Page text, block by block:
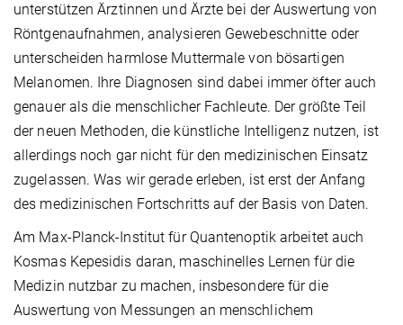
unterstützen Ärztinnen und Ärzte bei der Auswertung von
Röntgenaufnahmen, analysieren Gewebeschnitte oder
unterscheiden harmlose Muttermale von bösartigen
Melanomen. Ihre Diagnosen sind dabei immer öfter auch
genauer als die menschlicher Fachleute. Der größte Teil
der neuen Methoden, die künstliche Intelligenz nutzen, ist
allerdings noch gar nicht für den medizinischen Einsatz
zugelassen. Was wir gerade erleben, ist erst der Anfang
des medizinischen Fortschritts auf der Basis von Daten.
Am Max-Planck-Institut für Quantenoptik arbeitet auch
Kosmas Kepesidis daran, maschinelles Lernen für die
Medizin nutzbar zu machen, insbesondere für die
Auswertung von Messungen an menschlichem